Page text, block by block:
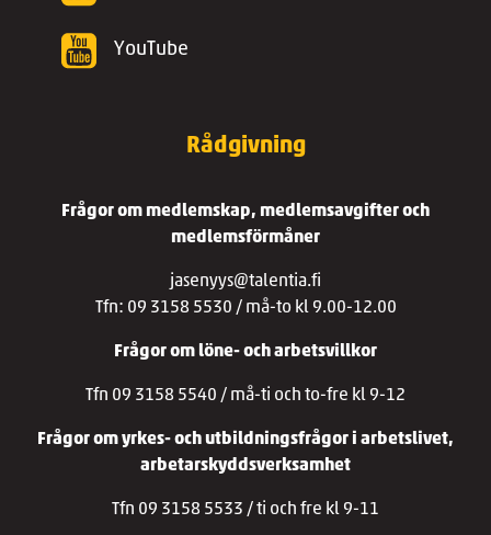
YouTube
Rådgivning
Frågor om medlemskap, medlemsavgifter och
medlemsförmåner
jasenyys@talentia.fi
Tfn: 09 3158 5530 / må-to kl 9.00-12.00
Frågor om löne- och arbetsvillkor
Tfn 09 3158 5540 / må-ti och to-fre kl 9-12
Frågor om yrkes- och utbildningsfrågor i arbetslivet,
arbetarskyddsverksamhet
Tfn 09 3158 5533 / ti och fre kl 9-11